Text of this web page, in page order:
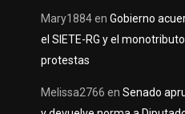
Mary1884en Gobierno
el SIETE-RG y el
protestas
Melissa2766 en Senado